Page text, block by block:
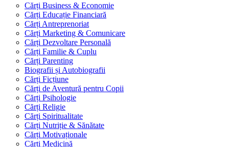
Cărți Business & Economie
Cărți Educație Financiară
Cărți Antreprenoriat
Cărți Marketing & Comunicare
Cărți Dezvoltare Personală
Cărți Familie & Cuplu
Cărți Parenting
Biografii și Autobiografii
Cărți Ficțiune
Cărți de Aventură pentru Copii
Cărți Psihologie
Cărți Religie
Cărți Spiritualitate
Cărți Nutriție & Sănătate
Cărți Motivaționale
Cărți Medicină